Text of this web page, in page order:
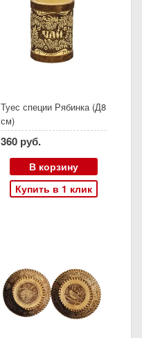
Туес специи Рябинка (Д8
см)
360 руб.
В корзину
Купить в 1 клик